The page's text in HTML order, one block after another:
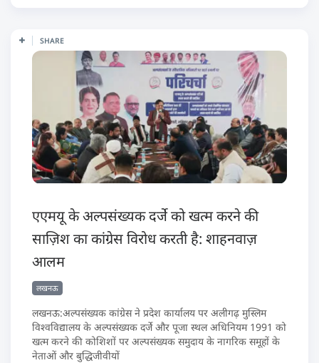
SHARE
एएमयू के अल्पसंख्यक दर्जे को खत्म करने की
साज़िश का कांग्रेस विरोध करती है: शाहनवाज़
आलम
लखनऊ
लखनऊ:अल्पसंख्यक कांग्रेस ने प्रदेश कार्यालय पर अलीगढ़ मुस्लिम
विश्वविद्यालय के अल्पसंख्यक दर्जे और पूजा स्थल अधिनियम 1991 को
खत्म करने की कोशिशों पर अल्पसंख्यक समुदाय के नागरिक समूहों के
नेताओं और बुद्धिजीवीयों